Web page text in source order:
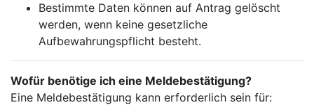
Bestimmte Daten können auf Antrag gelöscht
werden, wenn keine gesetzliche
Aufbewahrungspflicht besteht.
Wofür benötige ich eine Meldebestätigung?
Eine Meldebestätigung kann erforderlich sein für: